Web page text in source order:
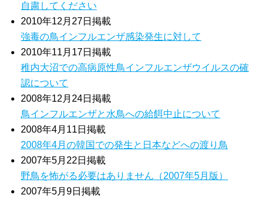
自粛してください
2010年12月27日掲載
強毒の鳥インフルエンザ感染発生に対して
2010年11月17日掲載
稚内大沼での高病原性鳥インフルエンザウイルスの確
認について
2008年12月24日掲載
鳥インフルエンザと水鳥への給餌中止について
2008年4月11日掲載
2008年4月の韓国での発生と日本などへの渡り鳥
2007年5月22日掲載
野鳥を怖がる必要はありません（2007年5月版）
2007年5月9日掲載